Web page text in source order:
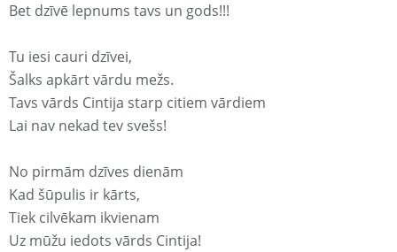
Bet dzīvē lepnums tavs un gods!!!
Tu iesi cauri dzīvei,
Šalks apkārt vārdu mežs.
Tavs vārds Cintija starp citiem vārdiem
Lai nav nekad tev svešs!
No pirmām dzīves dienām
Kad šūpulis ir kārts,
Tiek cilvēkam ikvienam
Uz mūžu iedots vārds Cintija!